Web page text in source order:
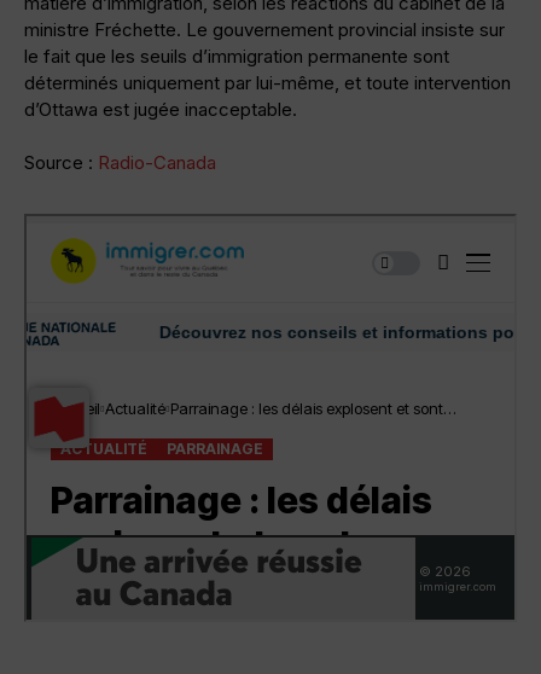
ministre Fréchette. Le gouvernement provincial insiste sur
le fait que les seuils d’immigration permanente sont
déterminés uniquement par lui-même, et toute intervention
d’Ottawa est jugée inacceptable.
Source : Radio-Canada